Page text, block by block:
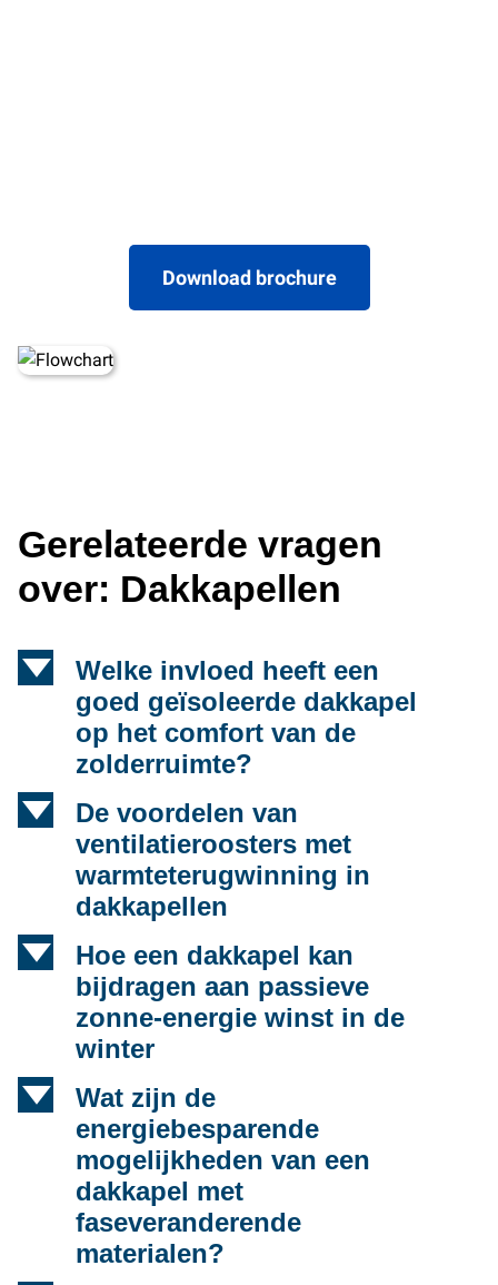
Download brochure
Gerelateerde vragen
over: Dakkapellen
d
Welke invloed heeft een
goed geïsoleerde dakkapel
op het comfort van de
zolderruimte?
d
De voordelen van
ventilatieroosters met
warmteterugwinning in
dakkapellen
d
Hoe een dakkapel kan
bijdragen aan passieve
zonne-energie winst in de
winter
d
Wat zijn de
energiebesparende
mogelijkheden van een
dakkapel met
faseveranderende
materialen?